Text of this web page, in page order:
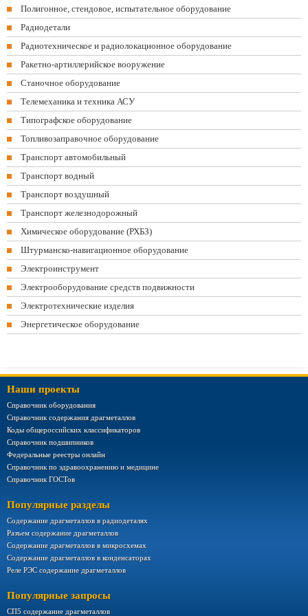
Полигонное, стендовое, испытательное оборудование
Радиодетали
Радиотехническое и радиолокационное оборудование
Ракетно-артиллерийское вооружение
Станочное оборудование
Телемеханика и техника АСУ
Типографское оборудование
Топливозаправочное оборудование
Транспорт автомобильный
Транспорт водный
Транспорт воздушный
Транспорт железнодорожный
Химическое оборудование (РХБЗ)
Штурманско-навигационное оборудование
Электроинструмент
Электрооборудование средств подвижности
Электротехнические изделия
Энергетическое оборудование
Наши проекты
Справочник оборудования
Справочник содержания драгметаллов
Коды общероссийских классификаторов
Справочник подшипников
Федеральные реестры онлайн
Справочник по здравоохранению и медицине
Справочник ГОСТов
Популярные разделы
Содержание драгметаллов в радиодеталях
Разъем содержание драгметаллов
Содержание драгметаллов в микросхемах
Содержание драгметаллов в конденсаторах
Реле РЭС содержание драгметаллов
Популярные запросы
СП5 содержание драгметаллов